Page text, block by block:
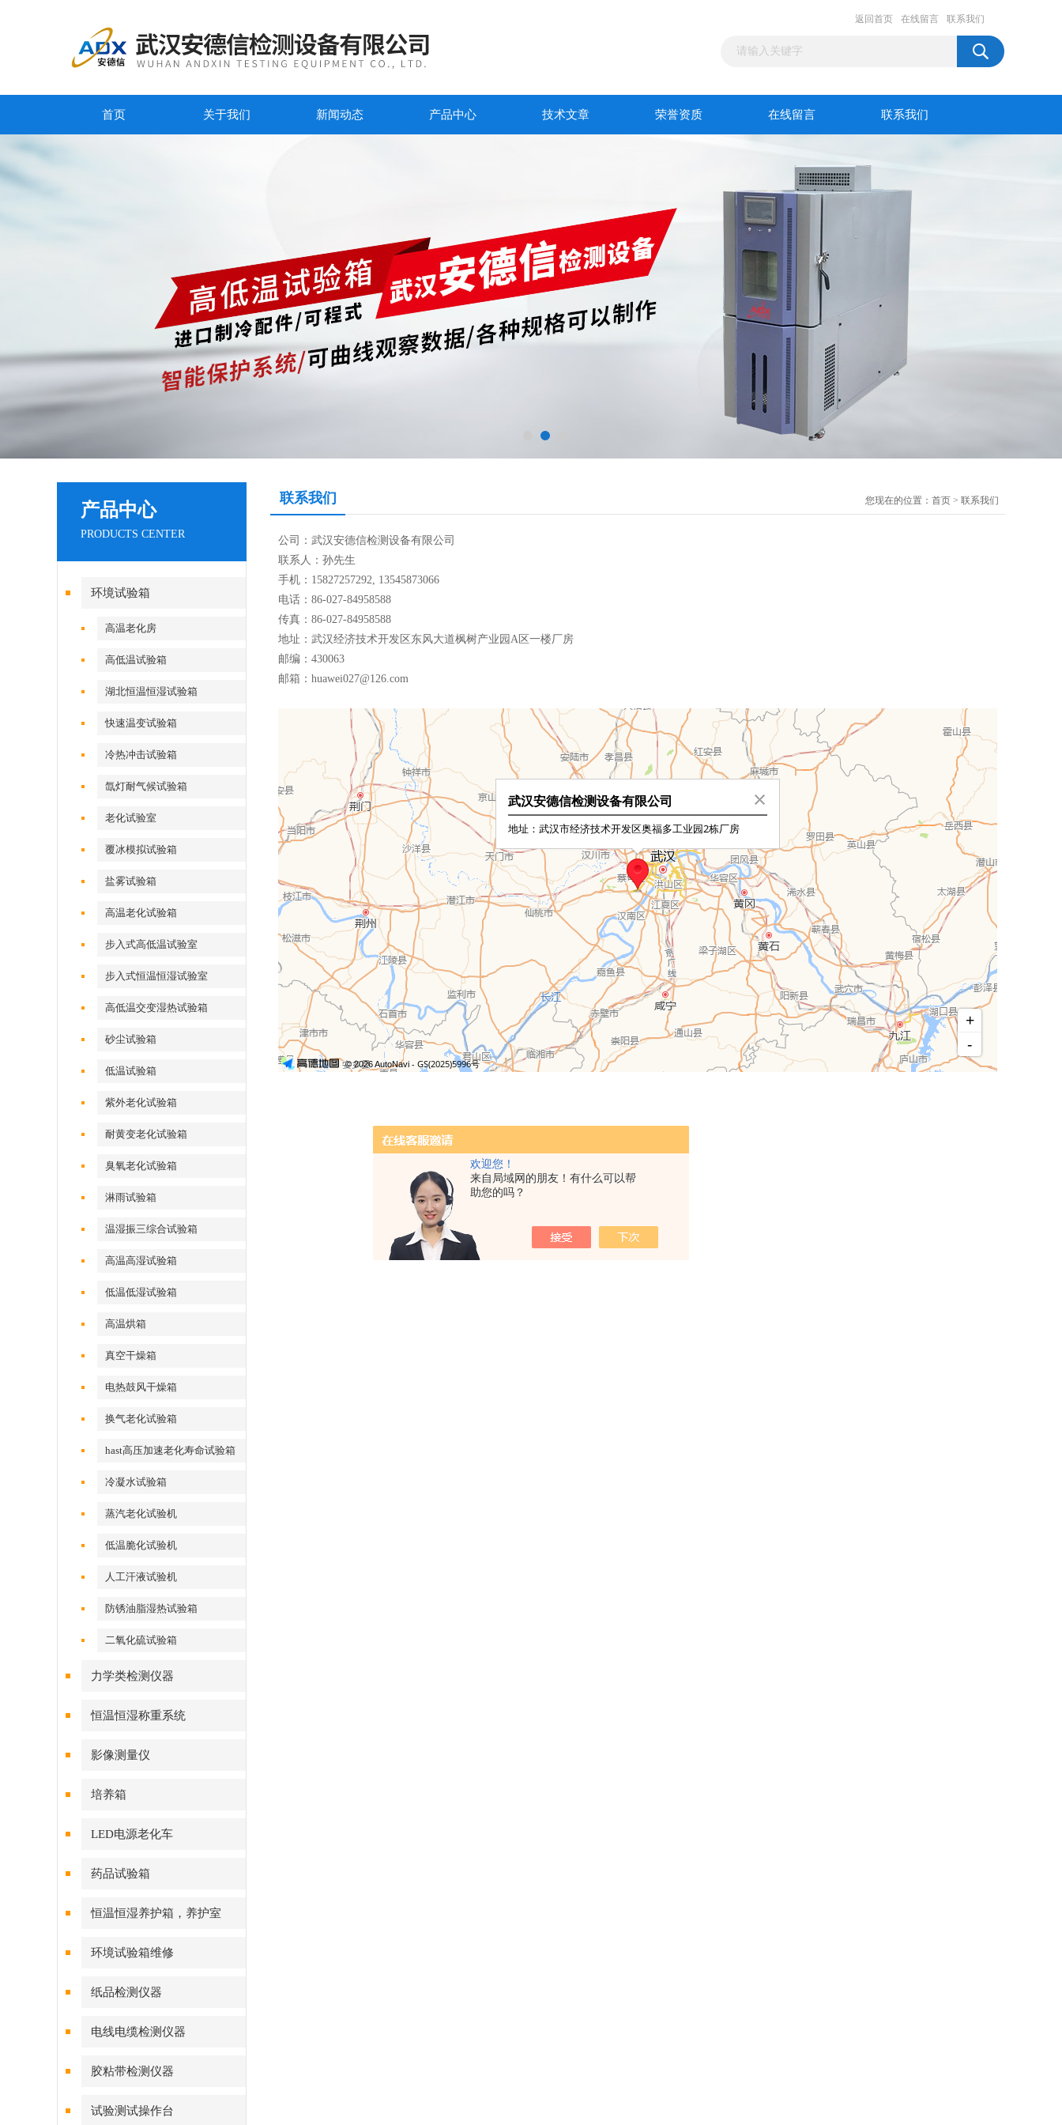
欢迎您！
来自局域网的朋友！有什么可以帮
助您的吗？
返回首页 在线留言 联系我们
首页 关于我们 新闻动态 产品中心 技术文章 荣誉资质 在线留言 联系我们
产品中心
PRODUCTS CENTER
环境试验箱
高温老化房
高低温试验箱
湖北恒温恒湿试验箱
快速温变试验箱
冷热冲击试验箱
氙灯耐气候试验箱
老化试验室
覆冰模拟试验箱
盐雾试验箱
高温老化试验箱
步入式高低温试验室
步入式恒温恒湿试验室
高低温交变湿热试验箱
砂尘试验箱
低温试验箱
紫外老化试验箱
耐黄变老化试验箱
臭氧老化试验箱
淋雨试验箱
温湿振三综合试验箱
高温高湿试验箱
低温低湿试验箱
高温烘箱
真空干燥箱
电热鼓风干燥箱
换气老化试验箱
hast高压加速老化寿命试验箱
冷凝水试验箱
蒸汽老化试验机
低温脆化试验机
人工汗液试验机
防锈油脂湿热试验箱
二氧化硫试验箱
力学类检测仪器
恒温恒湿称重系统
影像测量仪
培养箱
LED电源老化车
药品试验箱
恒温恒湿养护箱，养护室
环境试验箱维修
纸品检测仪器
电线电缆检测仪器
胶粘带检测仪器
试验测试操作台
联系我们 您现在的位置： 首页 > 联系我们
公司：武汉安德信检测设备有限公司
联系人：孙先生
手机：15827257292, 13545873066
电话：86-027-84958588
传真：86-027-84958588
地址：武汉经济技术开发区东风大道枫树产业园A区一楼厂房
邮编：430063
邮箱：huawei027@126.com